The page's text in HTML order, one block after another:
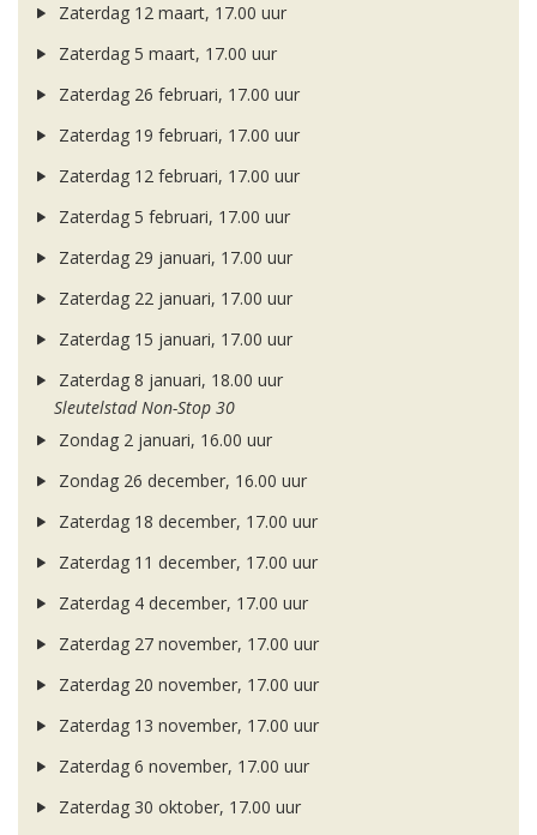
Zaterdag 12 maart, 17.00 uur
Zaterdag 5 maart, 17.00 uur
Zaterdag 26 februari, 17.00 uur
Zaterdag 19 februari, 17.00 uur
Zaterdag 12 februari, 17.00 uur
Zaterdag 5 februari, 17.00 uur
Zaterdag 29 januari, 17.00 uur
Zaterdag 22 januari, 17.00 uur
Zaterdag 15 januari, 17.00 uur
Zaterdag 8 januari, 18.00 uur
Sleutelstad Non-Stop 30
Zondag 2 januari, 16.00 uur
Zondag 26 december, 16.00 uur
Zaterdag 18 december, 17.00 uur
Zaterdag 11 december, 17.00 uur
Zaterdag 4 december, 17.00 uur
Zaterdag 27 november, 17.00 uur
Zaterdag 20 november, 17.00 uur
Zaterdag 13 november, 17.00 uur
Zaterdag 6 november, 17.00 uur
Zaterdag 30 oktober, 17.00 uur